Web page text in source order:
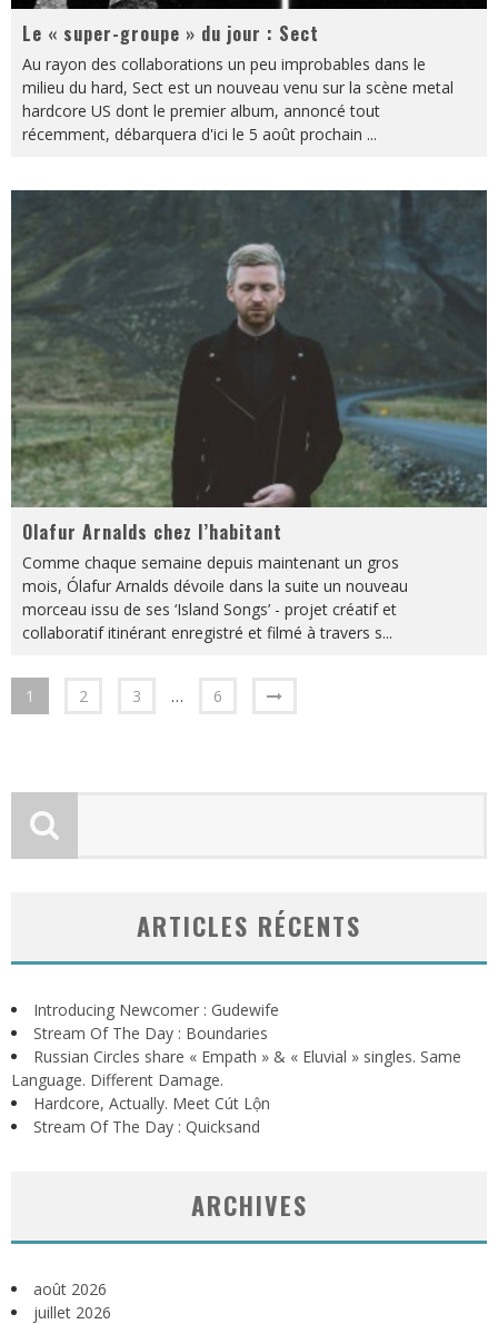
Le « super-groupe » du jour : Sect
Au rayon des collaborations un peu improbables dans le
milieu du hard, Sect est un nouveau venu sur la scène metal
hardcore US dont le premier album, annoncé tout
récemment, débarquera d'ici le 5 août prochain ...
Olafur Arnalds chez l’habitant
Comme chaque semaine depuis maintenant un gros
mois, Ólafur Arnalds dévoile dans la suite un nouveau
morceau issu de ses ‘Island Songs’ - projet créatif et
collaboratif itinérant enregistré et filmé à travers s...
1 2 3 … 6
ARTICLES RÉCENTS
Introducing Newcomer : Gudewife
Stream Of The Day : Boundaries
Russian Circles share « Empath » & « Eluvial » singles. Same
Language. Different Damage.
Hardcore, Actually. Meet Cút Lộn
Stream Of The Day : Quicksand
ARCHIVES
août 2026
juillet 2026